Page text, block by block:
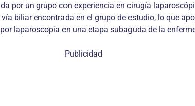
por un grupo con experiencia en cirugía
biliar encontrada en el grupo de estudio, lo que
laparoscopia en una etapa subaguda de la
Publicidad